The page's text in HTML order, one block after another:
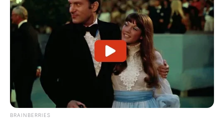
ALERTA PAISA SERPIENTE
FAUNA
PROTECCIÓN ANIMAL
MEDELLÍN
NOTICIAS MEDELLÍN
MANTÉNGASE EN ALERTA
Tenemos todas las noticias que le
interesan. Para estar bien informado, por
favor, active las notificaciones de Alerta.
BRAINBERRIES